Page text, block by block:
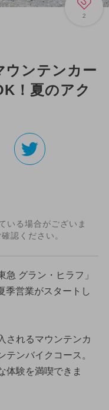
2
ウンテンカー
！夏のアク
いる場合がございま
認ください。
グラン・ヒラフ」
季営業がスタートし
されるマウンテンカ
ンバイクコース。
体験を満喫できま